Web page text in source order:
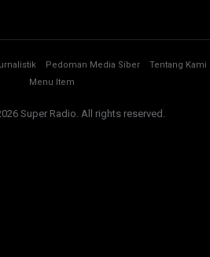
Pedoman Media Siber
Tentang Kami
Menu Item
Super Radio. All rights reserved.